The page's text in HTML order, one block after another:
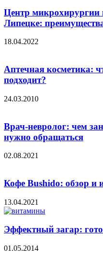
Центр микрохирургии
Липецке:
18.04.2022
Аптечная косметика:
подходит?
24.03.2010
Врач-невролог: чем
нужно обращаться
02.08.2021
Кофе Bushido: обзор и
13.04.2021
Эффектный загар:
01.05.2014